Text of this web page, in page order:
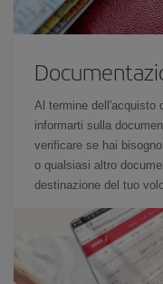
Al termine dell'acquisto
informarti sulla
verificare se hai bisogno
o qualsiasi altro
destinazione del tuo